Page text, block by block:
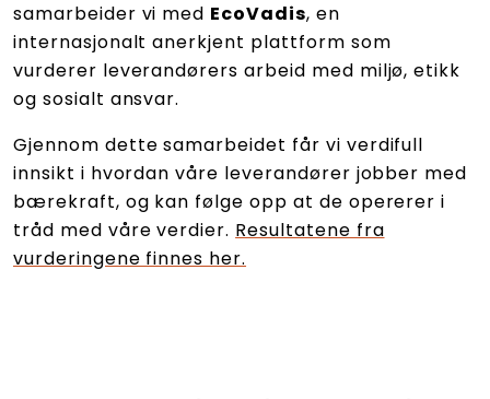
samarbeider vi med EcoVadis, en
internasjonalt anerkjent plattform som
vurderer leverandørers arbeid med miljø, etikk
og sosialt ansvar.
Gjennom dette samarbeidet får vi verdifull
innsikt i hvordan våre leverandører jobber med
bærekraft, og kan følge opp at de opererer i
tråd med våre verdier. Resultatene fra
vurderingene finnes her.